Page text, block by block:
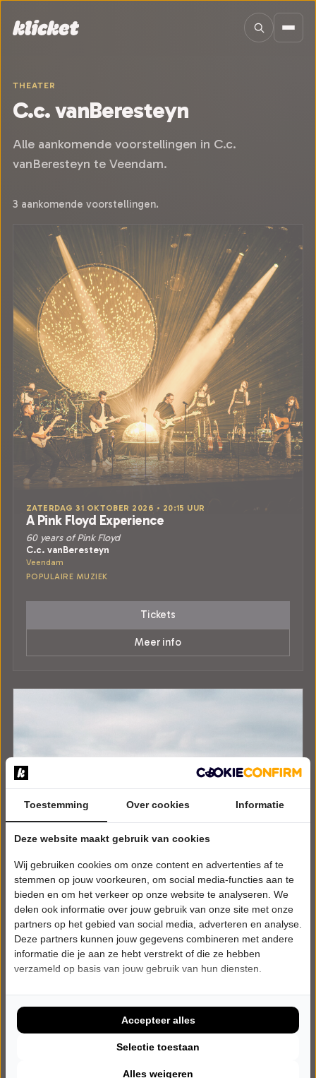
THEATER
C.c. vanBeresteyn
Alle aankomende voorstellingen in C.c.
vanBeresteyn te Veendam.
3 aankomende voorstellingen.
ZATERDAG 31 OKTOBER 2026 • 20:15 UUR
A Pink Floyd Experience
60 years of Pink Floyd
C.c. vanBeresteyn
Veendam
POPULAIRE MUZIEK
Tickets
Meer info
DONDERDAG 14 JANUARI 2027 • 20:15 UUR
Toestemming Over cookies Informatie
Deze website maakt gebruik van cookies
Wij gebruiken cookies om onze content en advertenties af te
stemmen op jouw voorkeuren, om social media-functies aan te
bieden en om het verkeer op onze website te analyseren. We
delen ook informatie over jouw gebruik van onze site met onze
partners op het gebied van social media, adverteren en analyse.
Deze partners kunnen jouw gegevens combineren met andere
informatie die je aan ze hebt verstrekt of die ze hebben
verzameld op basis van jouw gebruik van hun diensten.
Alles weigeren
Selectie toestaan
Accepteer alles